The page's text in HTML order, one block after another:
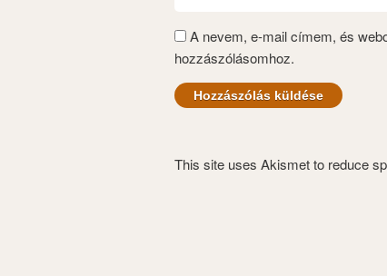
A nevem, e-mail címem, és
hozzászólásomhoz.
This site uses Akismet to reduce